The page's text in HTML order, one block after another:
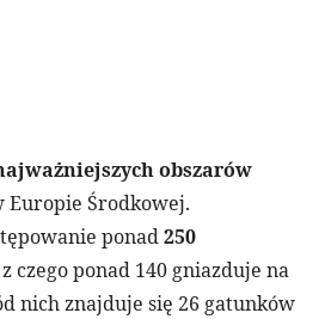
obszarów
Europie Środkowej.
ponad250
z czego ponad 140 gniazduje na
nich znajduje się 26 gatunków